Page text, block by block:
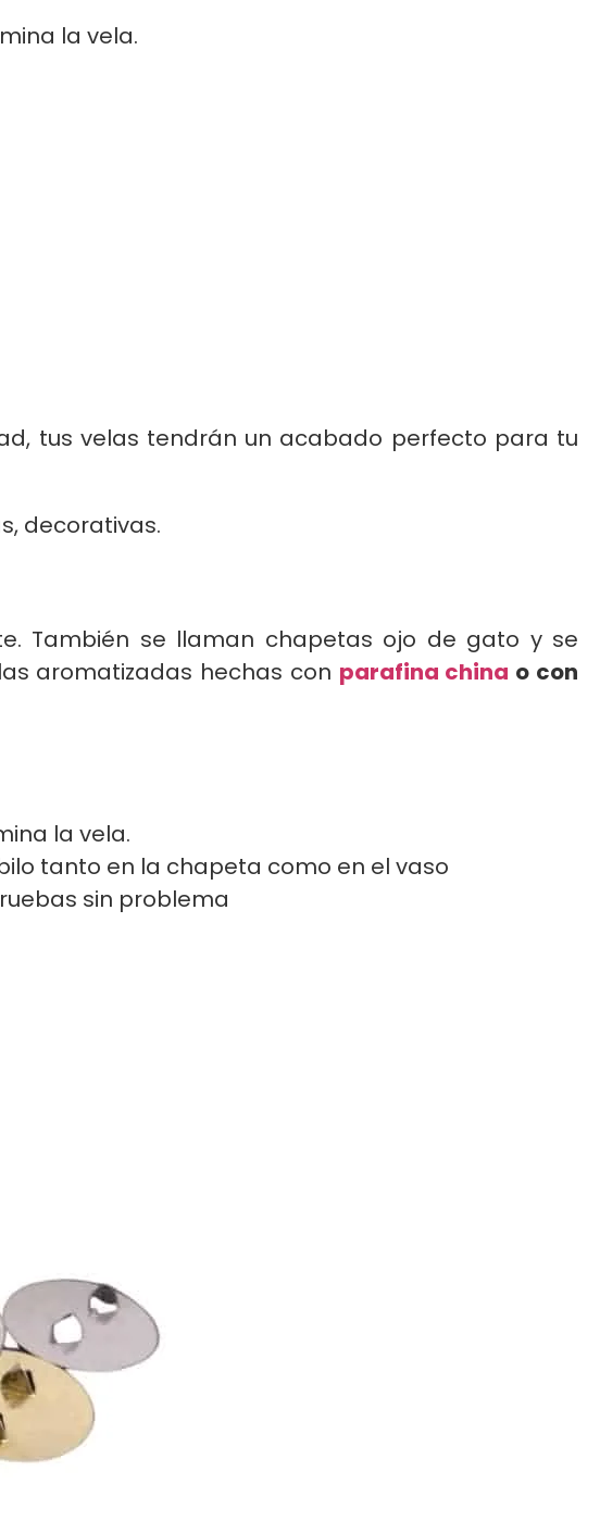
la vela.
tus velas tendrán un acabado perfecto para tu
decorativas.
También se llaman chapetas ojo de gato y se
aromatizadas hechas con parafina china o con
la vela.
tanto en la chapeta como en el vaso
sin problema